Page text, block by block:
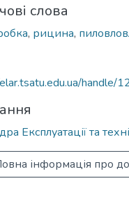
слова
, рицина,
handle/
Експлуатації та
інформація про